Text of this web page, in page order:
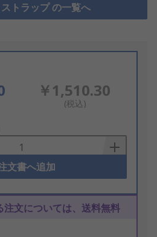
トラップ の一覧へ
￥1,510.30
(税込)
文書へ追加
文については、送料無料